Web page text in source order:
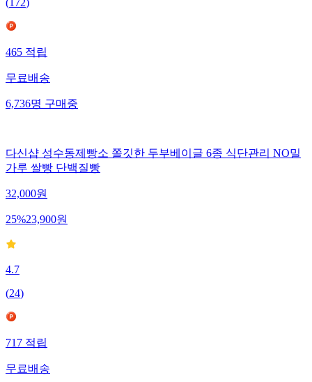
(172)
465적립
무료배송
6,736명구매중
다신샵 성수동제빵소 쫄깃한 두부베이글 6종 식단관리 NO밀
가루 쌀빵 단백질빵
32,000원
25%23,900원
4.7
(24)
717적립
무료배송